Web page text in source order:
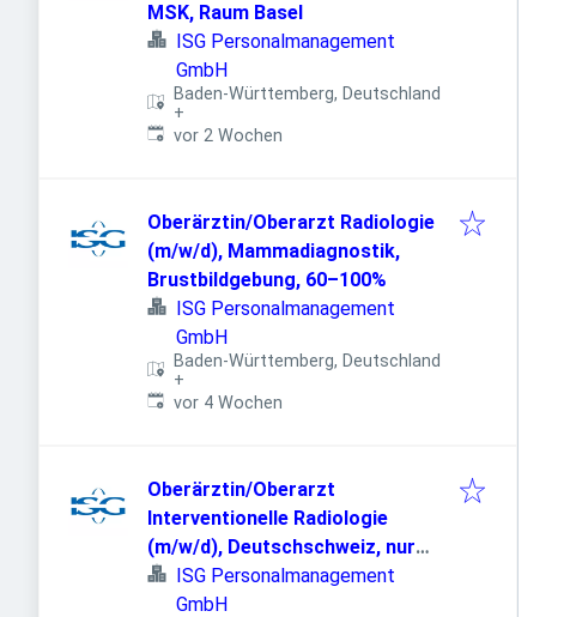
MSK, Raum Basel
ISG Personalmanagement
GmbH
Baden-Württemberg, Deutschland
+
Veröffentlicht:
vor 2 Wochen
Oberärztin/Oberarzt Radiologie
(m/w/d), Mammadiagnostik,
Brustbildgebung, 60–100%
ISG Personalmanagement
GmbH
Baden-Württemberg, Deutschland
+
Veröffentlicht:
vor 4 Wochen
Oberärztin/Oberarzt
Interventionelle Radiologie
(m/w/d), Deutschschweiz, nur
Hintergrunddienste
ISG Personalmanagement
GmbH